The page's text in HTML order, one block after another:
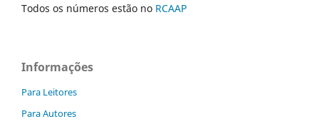
Todos os números estão no RCAAP
Informações
Para Leitores
Para Autores